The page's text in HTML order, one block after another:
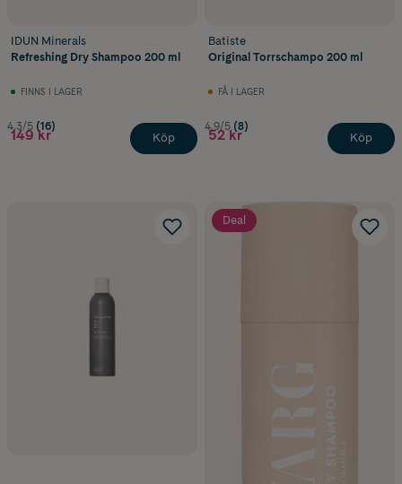
IDUN Minerals
Refreshing Dry Shampoo 200 ml
FINNS I LAGER
4.3/5 (16)
149 kr Köp
Batiste
Original Torrschampo 200 ml
FÅ I LAGER
4.9/5 (8)
52 kr Köp
Deal